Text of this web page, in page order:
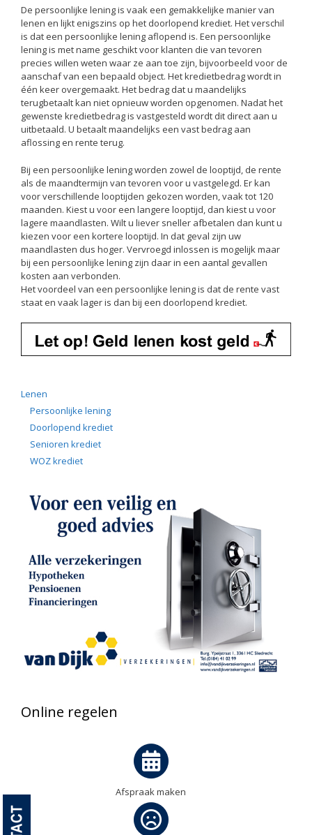
De persoonlijke lening is vaak een gemakkelijke manier van
lenen en lijkt enigszins op het doorlopend krediet. Het verschil
is dat een persoonlijke lening aflopend is. Een persoonlijke
lening is met name geschikt voor klanten die van tevoren
precies willen weten waar ze aan toe zijn, bijvoorbeeld voor de
aanschaf van een bepaald object. Het kredietbedrag wordt in
één keer overgemaakt. Het bedrag dat u maandelijks
terugbetaalt kan niet opnieuw worden opgenomen. Nadat het
gewenste kredietbedrag is vastgesteld wordt dit direct aan u
uitbetaald. U betaalt maandelijks een vast bedrag aan
aflossing en rente terug.
Bij een persoonlijke lening worden zowel de looptijd, de rente
als de maandtermijn van tevoren voor u vastgelegd. Er kan
voor verschillende looptijden gekozen worden, vaak tot 120
maanden. Kiest u voor een langere looptijd, dan kiest u voor
lagere maandlasten. Wilt u liever sneller afbetalen dan kunt u
kiezen voor een kortere looptijd. In dat geval zijn uw
maandlasten dus hoger. Vervroegd inlossen is mogelijk maar
bij een persoonlijke lening zijn daar in een aantal gevallen
kosten aan verbonden.
Het voordeel van een persoonlijke lening is dat de rente vast
staat en vaak lager is dan bij een doorlopend krediet.
Lenen
Persoonlijke lening
Doorlopend krediet
Senioren krediet
WOZ krediet
Online regelen
Afspraak maken